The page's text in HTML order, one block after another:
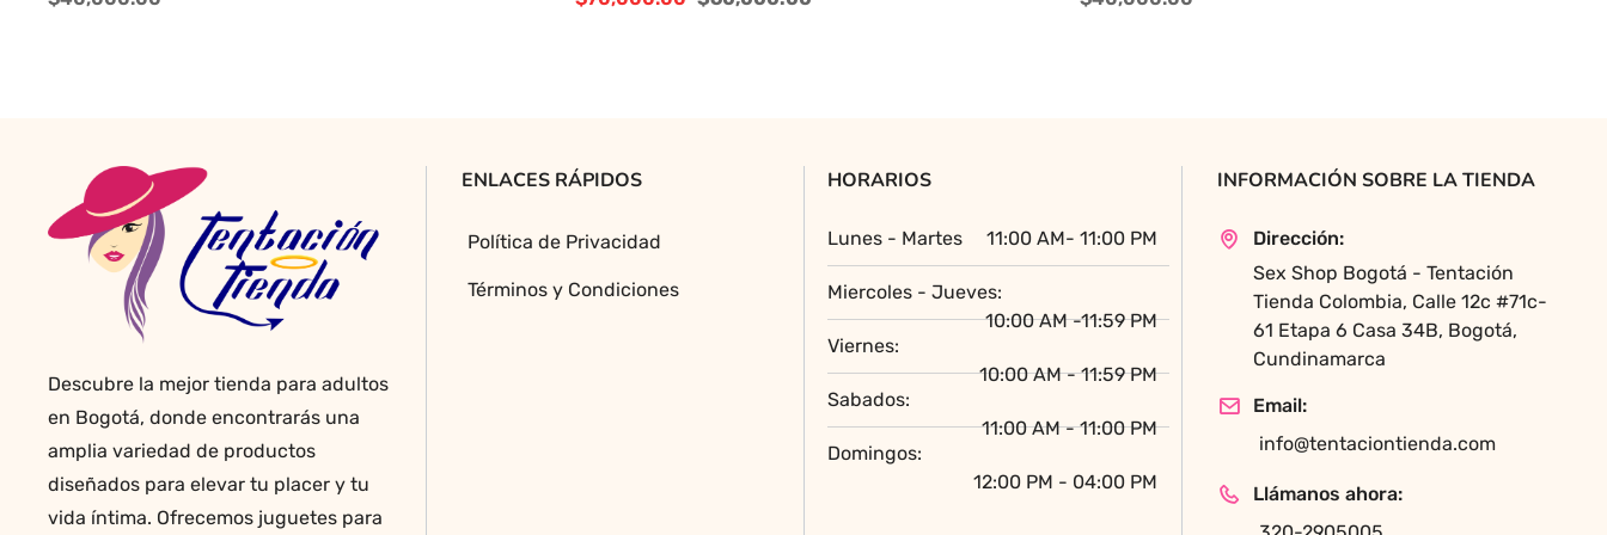
múltiples
elegir
en
la
página
producto
múltiples
elegir
la
de
Descubre la mejor tienda para adultos
en Bogotá, donde encontrarás una
amplia variedad de productos
diseñados para elevar tu placer y tu
vida íntima. Ofrecemos juguetes para
ENLACES RÁPIDOS
Política de Privacidad
Términos y Condiciones
HORARIOS
Lunes - Martes 11:00 AM- 11:00 PM
Miercoles - Jueves:
10:00 AM -11:59 PM
Viernes:
10:00 AM - 11:59 PM
Sabados:
11:00 AM - 11:00 PM
Domingos:
12:00 PM - 04:00 PM
INFORMACIÓN SOBRE LA TIENDA
Dirección:
Sex Shop Bogotá - Tentación
Tienda Colombia, Calle 12c #71c-
61 Etapa 6 Casa 34B, Bogotá,
Cundinamarca
Email:
info@tentaciontienda.com
Llámanos ahora: